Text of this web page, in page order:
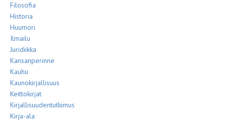
Filosofia
Historia
Huumori
Ilmailu
Juridiikka
Kansanperinne
Kauhu
Kaunokirjallisuus
Keittokirjat
Kirjallisuudentutkimus
Kirja-ala